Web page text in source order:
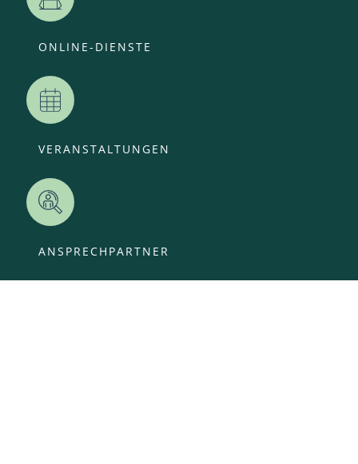
ONLINE-DIENSTE
VERANSTALTUNGEN
ANSPRECHPARTNER